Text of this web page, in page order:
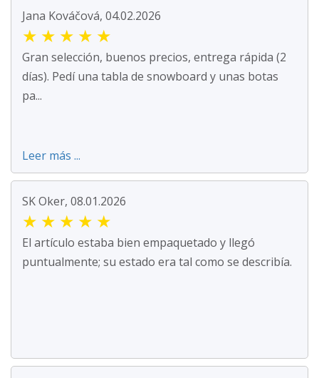
Jana Kováčová, 04.02.2026
★ ★ ★ ★ ★
Gran selección, buenos precios, entrega rápida (2
días). Pedí una tabla de snowboard y unas botas
pa...
Leer más ...
SK Oker, 08.01.2026
★ ★ ★ ★ ★
El artículo estaba bien empaquetado y llegó
puntualmente; su estado era tal como se describía.